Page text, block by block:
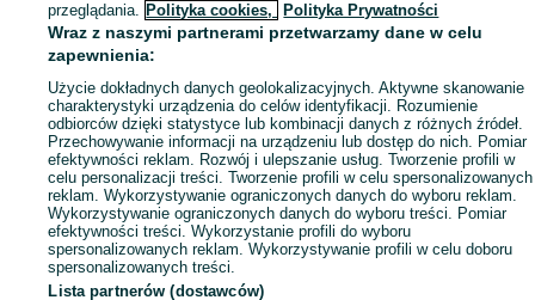
przeglądania. Polityka cookies, Polityka Prywatności
Wraz z naszymi partnerami przetwarzamy dane w celu
zapewnienia:
Użycie dokładnych danych geolokalizacyjnych. Aktywne skanowanie
charakterystyki urządzenia do celów identyfikacji. Rozumienie
odbiorców dzięki statystyce lub kombinacji danych z różnych źródeł.
Przechowywanie informacji na urządzeniu lub dostęp do nich. Pomiar
efektywności reklam. Rozwój i ulepszanie usług. Tworzenie profili w
celu personalizacji treści. Tworzenie profili w celu spersonalizowanych
reklam. Wykorzystywanie ograniczonych danych do wyboru reklam.
Wykorzystywanie ograniczonych danych do wyboru treści. Pomiar
efektywności treści. Wykorzystanie profili do wyboru
spersonalizowanych reklam. Wykorzystywanie profili w celu doboru
spersonalizowanych treści.
Lista partnerów (dostawców)